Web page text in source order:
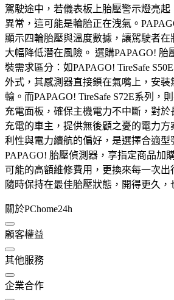
駕駛途中，若儀表板上胎壓警示燈亮
異常，這可能是輪胎正在洩氣。
顯示四輪胎壓與溫度數據，讓駕駛者在
大幅降低潛在風險。 選購PAPAGO! 胎
裝需求區分：如PAPAGO! TireSafe
外式，其感測器直接鎖在氣嘴上，安
輸。而PAPAGO! TireSafe S72E系列，
充電面板，確保主機電力不中斷，對
充電的車主，提供無後顧之憂的電力
利性與電力續航的偏好，是選擇合適型
PAPAGO! 胎壓偵測器，享指定商品加
可能的高額維修費用，更換來每一次
隨時保持在最佳胎壓狀態，開得更久，
關於PChome24h
顧客權益
其他服務
企業合作